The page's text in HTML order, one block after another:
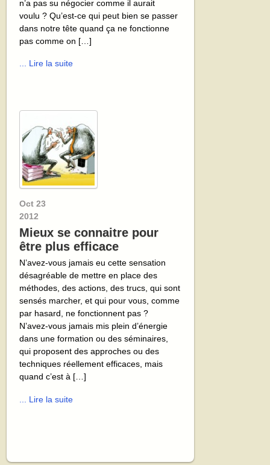
n’a pas su négocier comme il aurait
voulu ? Qu’est-ce qui peut bien se passer
dans notre tête quand ça ne fonctionne
pas comme on […]
... Lire la suite
Oct 23
2012
Mieux se connaitre pour
être plus efficace
N’avez-vous jamais eu cette sensation
désagréable de mettre en place des
méthodes, des actions, des trucs, qui sont
sensés marcher, et qui pour vous, comme
par hasard, ne fonctionnent pas ?
N’avez-vous jamais mis plein d’énergie
dans une formation ou des séminaires,
qui proposent des approches ou des
techniques réellement efficaces, mais
quand c’est à […]
... Lire la suite